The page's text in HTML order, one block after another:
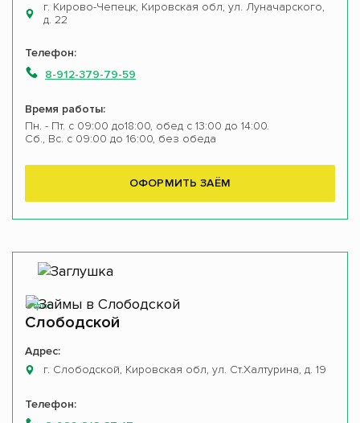
г. Кирово-Чепецк, Кировская обл, ул. Луначарского,
д. 22
Телефон:
8-912-379-79-59
Время работы:
Пн. - Пт. с 09:00 до18:00, обед с 13:00 до 14:00.
Сб., Вс. с 09:00 до 16:00, без обеда
ОФОРМИТЬ ЗАЁМ
Офис
Слободской
Адрес:
г. Слободской, Кировская обл, ул. Ст.Халтурина, д. 19
Телефон: